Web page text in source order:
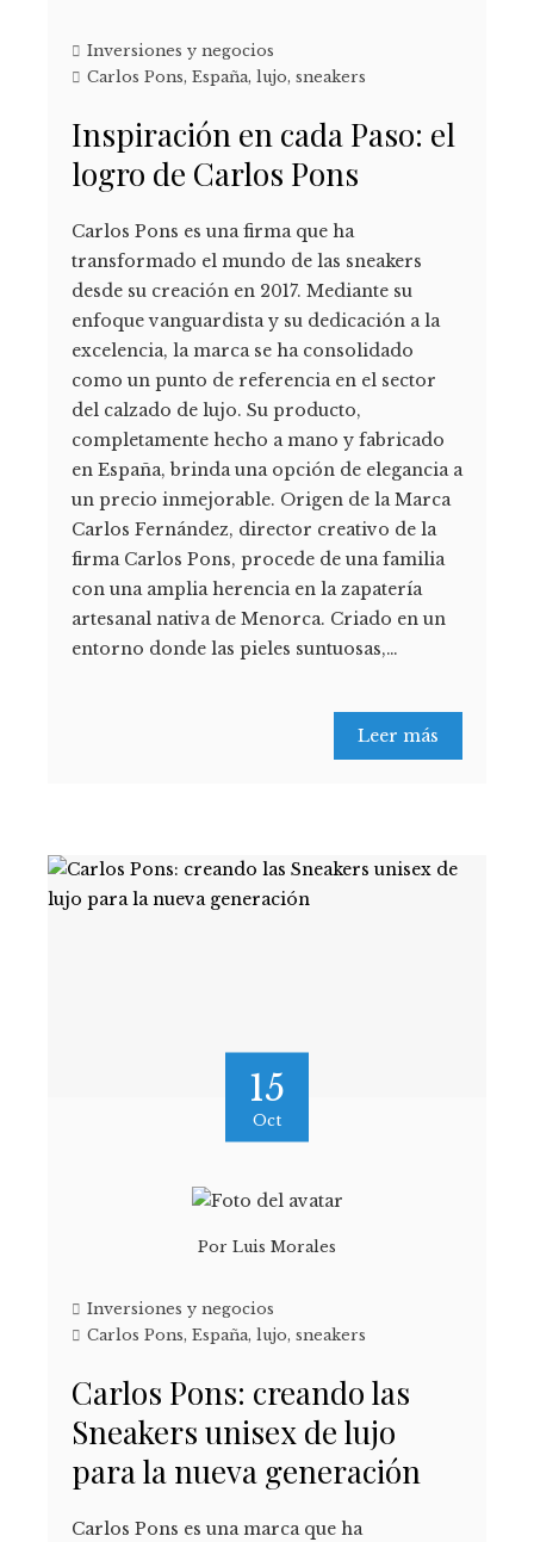
Inversiones y negocios
Carlos Pons, España, lujo, sneakers
Inspiración en cada Paso: el
logro de Carlos Pons
Carlos Pons es una firma que ha
transformado el mundo de las sneakers
desde su creación en 2017. Mediante su
enfoque vanguardista y su dedicación a la
excelencia, la marca se ha consolidado
como un punto de referencia en el sector
del calzado de lujo. Su producto,
completamente hecho a mano y fabricado
en España, brinda una opción de elegancia a
un precio inmejorable. Origen de la Marca
Carlos Fernández, director creativo de la
firma Carlos Pons, procede de una familia
con una amplia herencia en la zapatería
artesanal nativa de Menorca. Criado en un
entorno donde las pieles suntuosas,…
Leer más
15
Oct
Por Luis Morales
Inversiones y negocios
Carlos Pons, España, lujo, sneakers
Carlos Pons: creando las
Sneakers unisex de lujo
para la nueva generación
Carlos Pons es una marca que ha